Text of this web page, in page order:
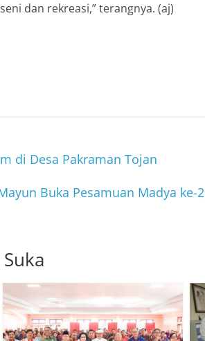
dan rekreasi,” terangnya. (aj)
di Desa Pakraman Tojan
Buka Pesamuan Madya ke-